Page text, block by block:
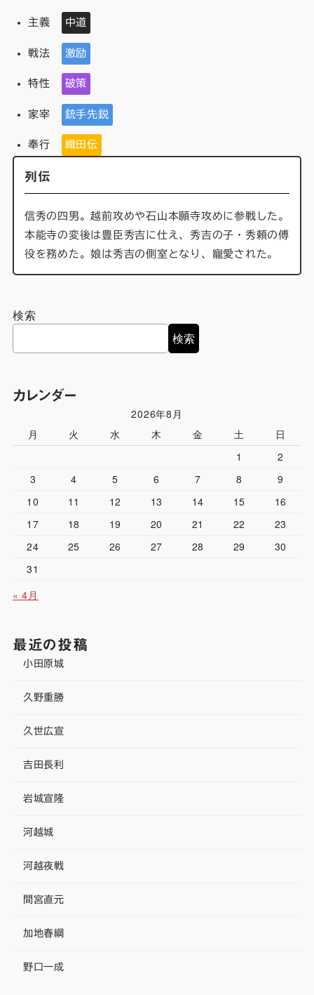
主義 中道
戦法 激励
特性 破策
家宰 銃手先鋭
奉行 織田伝
列伝
信秀の四男。越前攻めや石山本願寺攻めに参戦した。
本能寺の変後は豊臣秀吉に仕え、秀吉の子・秀頼の傅
役を務めた。娘は秀吉の側室となり、寵愛された。
検索
検索
カレンダー
2026年8月
月
火 水 木 金 土
日
1
2
3
4 5 6 7 8
9
10
11 12 13 14 15
16
17
18 19 20 21 22
23
24
25 26 27 28 29
30
31
« 4月
最近の投稿
小田原城
久野重勝
久世広宣
吉田長利
岩城宣隆
河越城
河越夜戦
間宮直元
加地春綱
野口一成